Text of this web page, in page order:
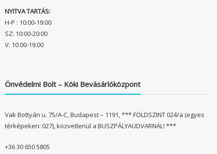
NYITVA TARTÁS:
H-P : 10:00-19:00
SZ: 10:00-20:00
V: 10:00-19:00
Önvédelmi Bolt – Köki Bevásárlóközpont
Vak Bottyán u. 75/A-C, Budapest – 1191, *** FÖLDSZINT 024/a (egyes
térképeken: 027), közvetlenül a BUSZPÁLYAUDVARNÁL! ***
+36 30 650 5805